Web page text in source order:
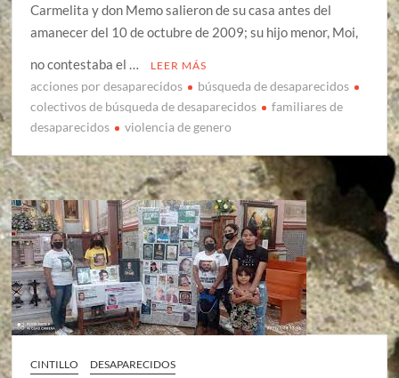
Carmelita y don Memo salieron de su casa antes del
amanecer del 10 de octubre de 2009; su hijo menor, Moi,
no contestaba el …
LEER MÁS
acciones por desaparecidos
búsqueda de desaparecidos
colectivos de búsqueda de desaparecidos
familiares de
desaparecidos
violencia de genero
CINTILLO
DESAPARECIDOS